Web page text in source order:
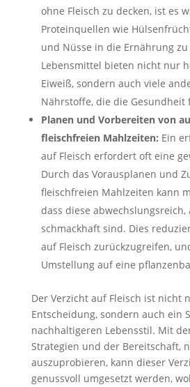
ohne Fleisch zu decken, ist es
Proteinquellen wie
und Nüsse in die Ernährung
Lebensmittel bieten nicht nur
Eiweiß, sondern auch viele
Nährstoffe, die die Gesundheit
Planen und Vorbereiten von
fleischfreien Mahlzeiten: Ein
auf Fleisch erfordert oft eine
Durch das Vorausplanen und
fleischfreien Mahlzeiten kann
dass diese abwechslungsreich,
schmackhaft sind. Dies
auf Fleisch zurückzugreifen,
Umstellung auf eine
Der Verzicht auf Fleisch ist nicht
Entscheidung, sondern auch ein
nachhaltigeren Lebensstil. Mit
Strategien und der Bereitschaft,
auszuprobieren, kann dieser
genussvoll umgesetzt werden,